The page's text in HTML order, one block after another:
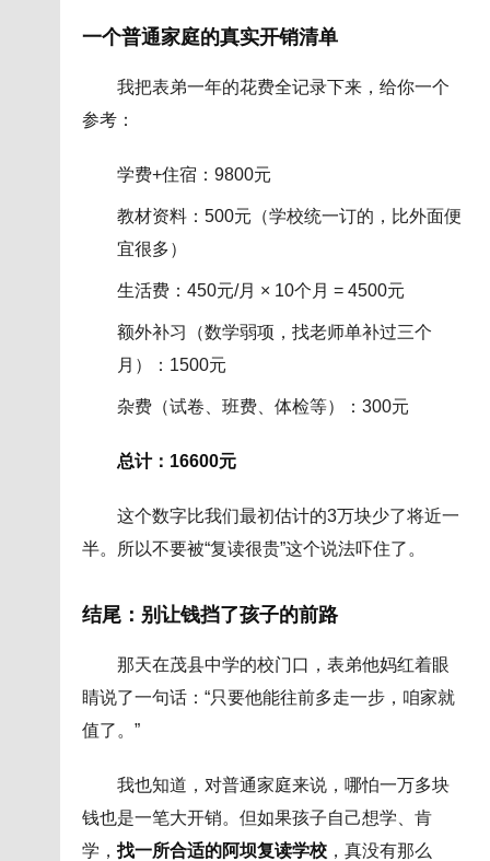
一个普通家庭的真实开销清单
我把表弟一年的花费全记录下来，给你一个
参考：
学费+住宿：9800元
教材资料：500元（学校统一订的，比外面便
宜很多）
生活费：450元/月 × 10个月 = 4500元
额外补习（数学弱项，找老师单补过三个
月）：1500元
杂费（试卷、班费、体检等）：300元
总计：16600元
这个数字比我们最初估计的3万块少了将近一
半。所以不要被“复读很贵”这个说法吓住了。
结尾：别让钱挡了孩子的前路
那天在茂县中学的校门口，表弟他妈红着眼
睛说了一句话：“只要他能往前多走一步，咱家就
值了。”
我也知道，对普通家庭来说，哪怕一万多块
钱也是一笔大开销。但如果孩子自己想学、肯
学， 找一所合适的阿坝复读学校，真没有那么